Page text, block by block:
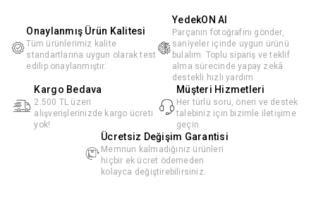
Onaylanmış Ürün Kalitesi
Tüm ürünlerimiz kalite
standartlarına uygun olarak test
edilip onaylanmıştır.
YedekON AI
Parçanın fotoğrafını gönder,
saniyeler içinde uygun ürünü
bulalım. Toplu sipariş ve teklif
alma sürecinde yapay zekâ
destekli hızlı yardım.
Kargo Bedava
2.500 TL üzeri
alışverişlerinizde kargo ücreti
yok!
Müşteri Hizmetleri
Her türlü soru, öneri ve destek
talebiniz için bizimle iletişime
geçin.
Ücretsiz Değişim Garantisi
Memnun kalmadığınız ürünleri
hiçbir ek ücret ödemeden
kolayca değiştirebilirsiniz.